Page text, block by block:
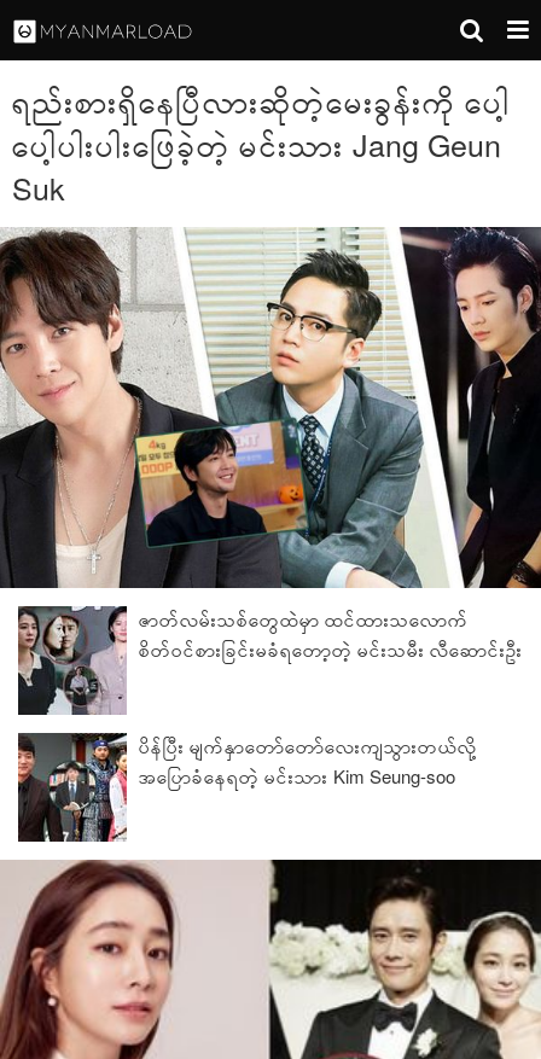
ရည်းစားရှိနေပြီလားဆိုတဲ့မေးခွန်းကို ပေါ့
ပေါ့ပါးပါးဖြေခဲ့တဲ့ မင်းသား Jang Geun
Suk
ဇာတ်လမ်းသစ်တွေထဲမှာ ထင်ထားသလောက်
စိတ်ဝင်စားခြင်းမခံရတော့တဲ့ မင်းသမီး လီဆောင်းဦး
ပိန်ပြီး မျက်နှာတော်တော်လေးကျသွားတယ်လို့
အပြောခံနေရတဲ့ မင်းသား Kim Seung-soo